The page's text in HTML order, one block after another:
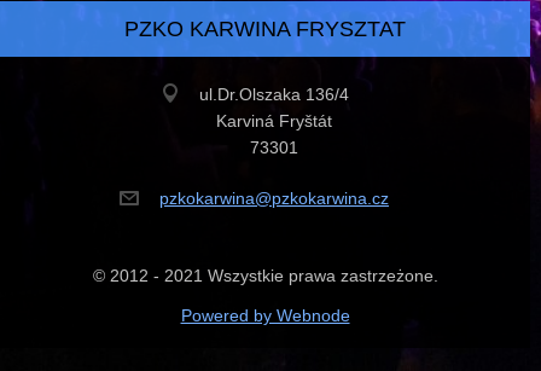
PZKO KARWINA FRYSZTAT
ul.Dr.Olszaka 136/4
Karviná Fryštát
73301
pzkokarwina@pzkokarwina.cz
© 2012 - 2021 Wszystkie prawa zastrzeżone.
Powered by Webnode